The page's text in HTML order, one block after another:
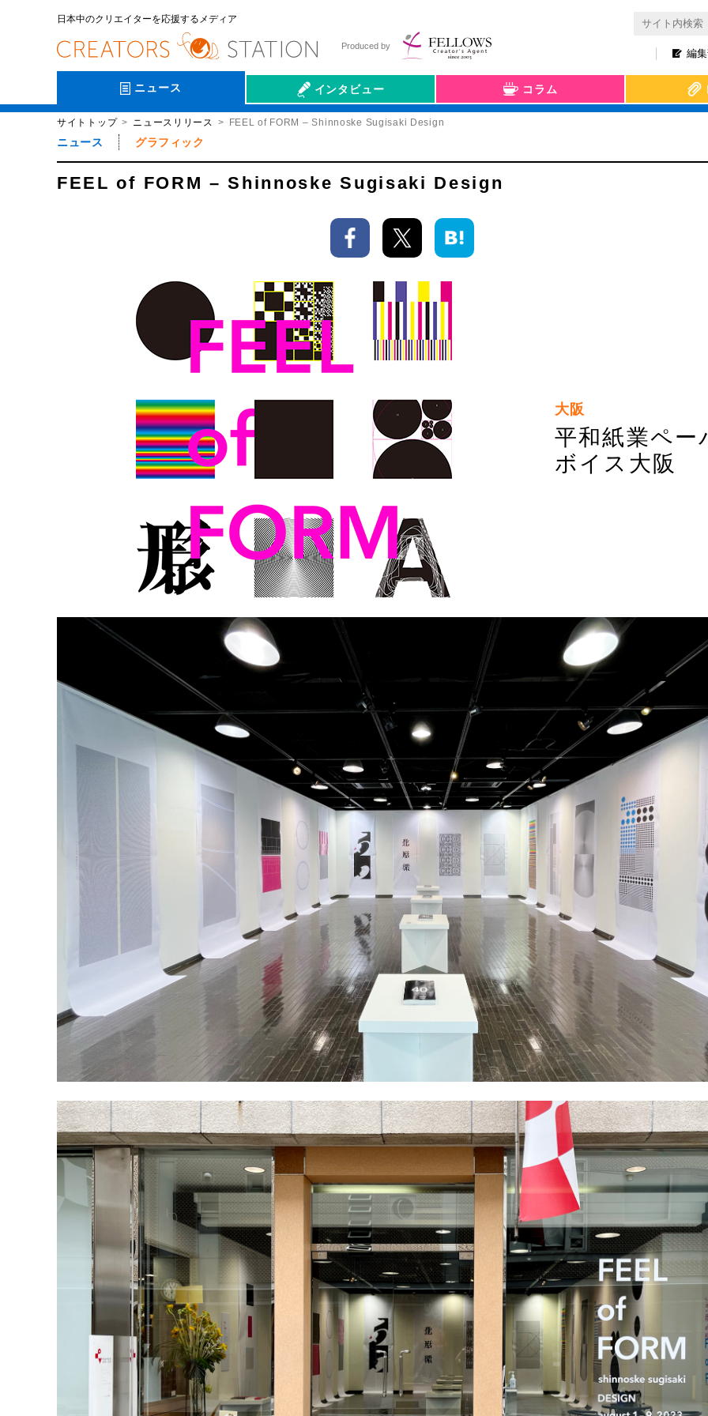
日本中のクリエイターを応援するメディア
編
Produced by
ニュース インタビュー
会社伝
コラム
サイトトップ ニュースリリース FEEL of FORM – Shinnoske Sugisaki Design
ニュース グラフィック
FEEL of FORM – Shinnoske Sugisaki Design
大阪
平和紙業ペー
ボイス大阪